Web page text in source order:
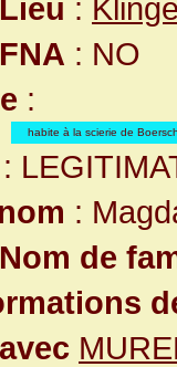
Lieu :
FNA : NO
:
habite à la scierie de Boersch
:
:
Nom de
avec